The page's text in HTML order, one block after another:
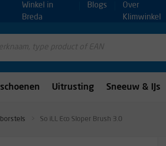
Winkel in
Breda
Blogs
Over
Klimwinkel
Uitrusting Sneeuw & IJs
So iLL Eco Sloper Brush 3.0